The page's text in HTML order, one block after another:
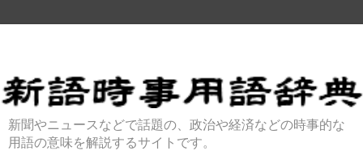
新聞やニュースなどで話題の、政治や経済などの時事的な
用語の意味を解説するサイトです。